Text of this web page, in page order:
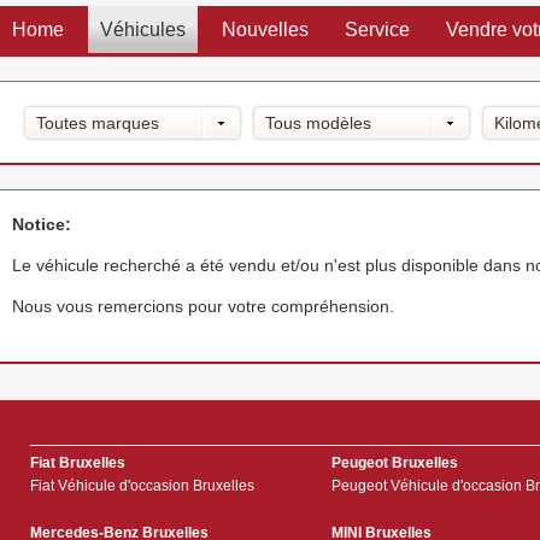
Home Véhicules Nouvelles Service Vendre
Toutes marques Tous modèles
Notice:
Le véhicule recherché a été vendu et/ou n'est plus disponible dans
Nous vous remercions pour votre compréhension.
Fiat Bruxelles
Fiat Véhicule d'occasion Bruxelles
Peugeot Bruxelles
Peugeot Véhicule d'occasion
Mercedes-Benz Bruxelles
MINI Bruxelles